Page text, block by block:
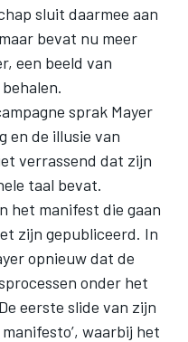
sluit daarmee aan
bevat nu meer
een beeld van
sprak Mayer
en de illusie van
verrassend dat zijn
taal bevat.
het manifest die gaan
zijn gepubliceerd. In
opnieuw dat de
onder het
eerste slide van zijn
waarbij het